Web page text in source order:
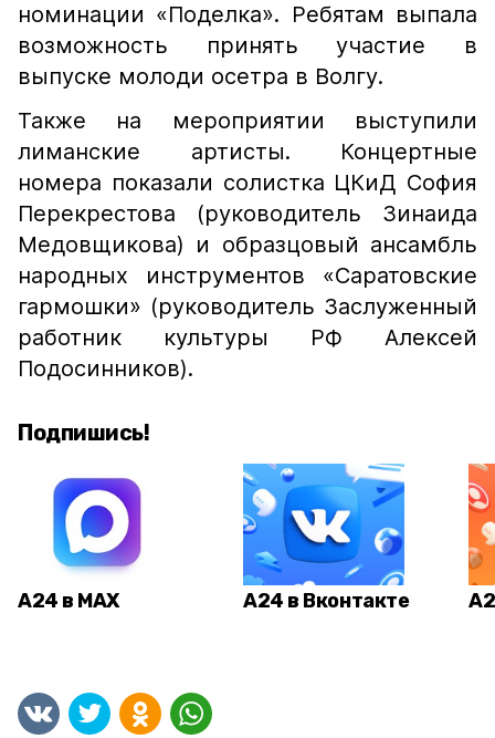
номинации «Поделка». Ребятам выпала
возможность принять участие в
выпуске молоди осетра в Волгу.
Также на мероприятии выступили
лиманские артисты. Концертные
номера показали солистка ЦКиД София
Перекрестова (руководитель Зинаида
Медовщикова) и образцовый ансамбль
народных инструментов «Саратовские
гармошки» (руководитель Заслуженный
работник культуры РФ Алексей
Подосинников).
Подпишись!
А24 в MAX А24 в Вконтакте